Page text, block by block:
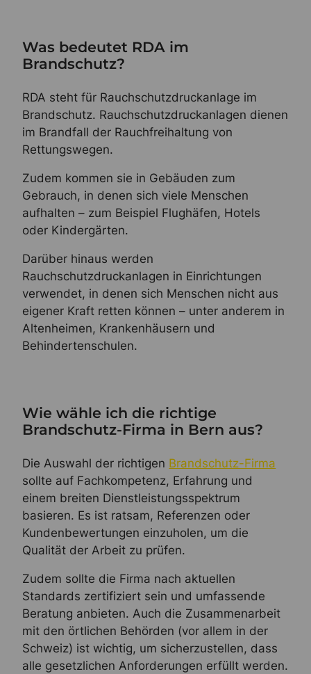
Was bedeutet RDA im
Brandschutz?
RDA steht für Rauchschutzdruckanlage im
Brandschutz. Rauchschutzdruckanlagen dienen
im Brandfall der Rauchfreihaltung von
Rettungswegen.
Zudem kommen sie in Gebäuden zum
Gebrauch, in denen sich viele Menschen
aufhalten – zum Beispiel Flughäfen, Hotels
oder Kindergärten.
Darüber hinaus werden
Rauchschutzdruckanlagen in Einrichtungen
verwendet, in denen sich Menschen nicht aus
eigener Kraft retten können – unter anderem in
Altenheimen, Krankenhäusern und
Behindertenschulen.
Wie wähle ich die richtige
Brandschutz-Firma in Bern aus?
Die Auswahl der richtigen Brandschutz-Firma
sollte auf Fachkompetenz, Erfahrung und
einem breiten Dienstleistungsspektrum
basieren. Es ist ratsam, Referenzen oder
Kundenbewertungen einzuholen, um die
Qualität der Arbeit zu prüfen.
Zudem sollte die Firma nach aktuellen
Standards zertifiziert sein und umfassende
Beratung anbieten. Auch die Zusammenarbeit
mit den örtlichen Behörden (vor allem in der
Schweiz) ist wichtig, um sicherzustellen, dass
alle gesetzlichen Anforderungen erfüllt werden.